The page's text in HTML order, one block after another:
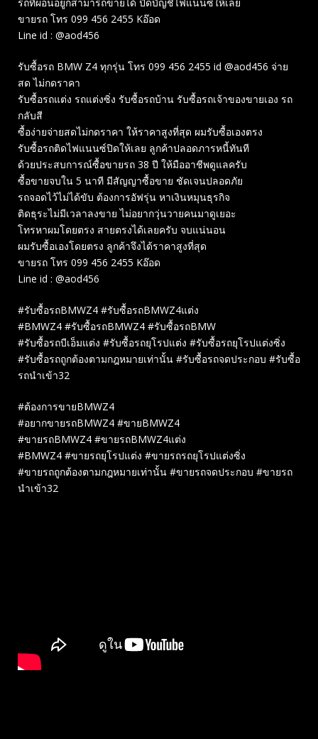
ขายรถ โทร 099 456 2455 Kอ๊อด
Line id : @aod456
รับซื้อรถ BMW Z4 ทุกรุ่น โทร 099 456 2455 id @aod456 จ่าย
สด ไม่กดราคา
รับซื้อรถแต่ง รถแต่งซิ่ง รับซื้อรถบ้าน รับซื้อรถเจ้าของขายเอง รถ
กลับสี
ซื้อง่ายจ่ายสดไม่กดราคา ให้ราคาสูงที่สุด ผมรับซื้อเองตรง
รับซื้อรถติดไฟแนนซ์ปิดให้เลย ลูกค้าปลอดภารหนี้ทันที
ด้วยประสบการณ์ซื้อขายรถ 38 ปี ให้มืออาชีพดูแลครับ
ซื้อขายจบใน 5 นาที มีสัญญาซื้อขาย ชัดเจนปลอดภัย
รถจอดไว้ไม่ได้ขับ ต้องการอัฟรุ่น หาเงินหมุนธุรกิจ
ติดธุระไม่มีเวลาลงขาย ไม่อยากวุ่นวายคนมาดูเยอะ
โทรหาผมโดยตรง สายตรงได้เลยครับ จบแน่นอน
ผมรับซื้อเองโดยตรง ลูกค้าจึงได้ราคาสูงที่สุด
ขายรถ โทร 099 456 2455 Kอ๊อด
Line id : @aod456
#รับซื้อรถBMWZ4 #รับซื้อรถBMWZ4แต่ง
#BMWZ4 #รับซื้อรถBMWZ4 #รับซื้อรถBMW
#รับซื้อรถบีเอ็มแต่ง #รับซื้อรถยุโรปแต่ง #รับซื้อรถยุโรปแต่งซิ่ง
#รับซื้อรถถูกต้องตามกฎหมายเท่านั้น #รับซื้อรถจดประกอบ #รับซื้อ
รถนำเข้า32
#ต้องการขายBMWZ4
#อยากขายรถBMWZ4 #ขายBMWZ4
#ขายรถBMWZ4 #ขายรถBMWZ4แต่ง
#BMWZ4 #ขายรถยุโรปแต่ง #ขายรถรถยุโรปแต่งซิ่ง
#ขายรถถูกต้องตามกฎหมายเท่านั้น #ขายรถจดประกอบ #ขายรถ
นำเข้า32